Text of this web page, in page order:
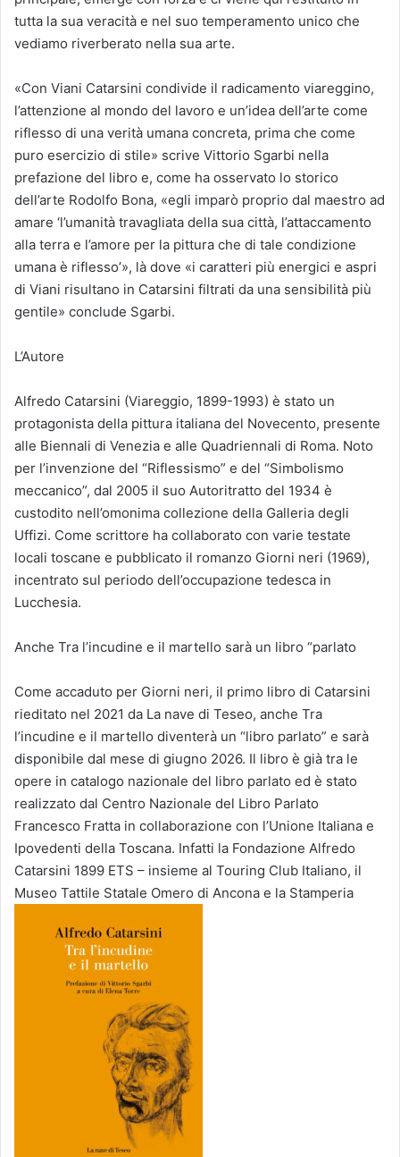
tutta la sua veracità e nel suo temperamento unico che
vediamo riverberato nella sua arte.
«Con Viani Catarsini condivide il radicamento viareggino,
l’attenzione al mondo del lavoro e un’idea dell’arte come
riflesso di una verità umana concreta, prima che come
puro esercizio di stile» scrive Vittorio Sgarbi nella
prefazione del libro e, come ha osservato lo storico
dell’arte Rodolfo Bona, «egli imparò proprio dal maestro ad
amare ‘l’umanità travagliata della sua città, l’attaccamento
alla terra e l’amore per la pittura che di tale condizione
umana è riflesso’», là dove «i caratteri più energici e aspri
di Viani risultano in Catarsini filtrati da una sensibilità più
gentile» conclude Sgarbi.
L’Autore
Alfredo Catarsini (Viareggio, 1899-1993) è stato un
protagonista della pittura italiana del Novecento, presente
alle Biennali di Venezia e alle Quadriennali di Roma. Noto
per l’invenzione del “Riflessismo” e del “Simbolismo
meccanico”, dal 2005 il suo Autoritratto del 1934 è
custodito nell’omonima collezione della Galleria degli
Uffizi. Come scrittore ha collaborato con varie testate
locali toscane e pubblicato il romanzo Giorni neri (1969),
incentrato sul periodo dell’occupazione tedesca in
Lucchesia.
Anche Tra l’incudine e il martello sarà un libro “parlato
Come accaduto per Giorni neri, il primo libro di Catarsini
rieditato nel 2021 da La nave di Teseo, anche Tra
l’incudine e il martello diventerà un “libro parlato” e sarà
disponibile dal mese di giugno 2026. Il libro è già tra le
opere in catalogo nazionale del libro parlato ed è stato
realizzato dal Centro Nazionale del Libro Parlato
Francesco Fratta in collaborazione con l’Unione Italiana e
Ipovedenti della Toscana. Infatti la Fondazione Alfredo
Catarsini 1899 ETS – insieme al Touring Club Italiano, il
Museo Tattile Statale Omero di Ancona e la Stamperia